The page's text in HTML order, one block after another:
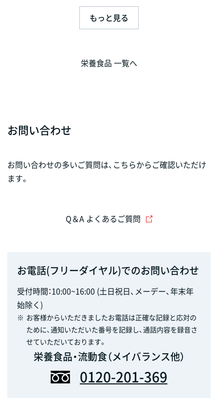
もっと見る
栄養食品 一覧へ
お問い合わせ
お問い合わせの多いご質問は、こちらからご確認いただけ
ます。
Q＆A よくあるご質問
お電話(フリーダイヤル)でのお問い合わせ
受付時間：10:00~16:00 (土日祝日、メーデー、年末年
始除く)
※ お客様からいただきましたお電話は正確な記録と応対の
ために、通知いただいた番号を記録し、通話内容を録音さ
せていただいております。
栄養食品・流動食（メイバランス他）
0120-201-369